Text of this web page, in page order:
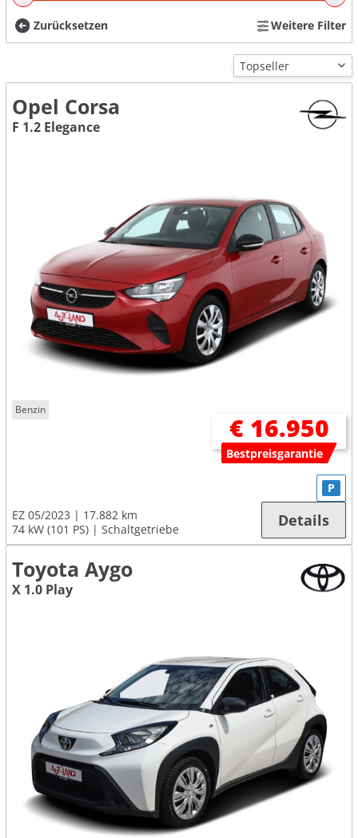
Zurücksetzen Weitere Filter
Opel Corsa
F 1.2 Elegance
Benzin
€ 16.950
Bestpreisgarantie
EZ 05/2023
17.882 km
74 kW (101 PS)
Schaltgetriebe
P
Details
Toyota Aygo
X 1.0 Play